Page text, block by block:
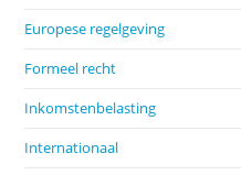
Europese regelgeving
Formeel recht
Inkomstenbelasting
Internationaal